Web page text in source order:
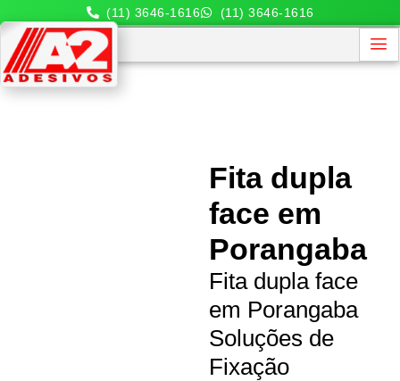
(11) 3646-1616 (11) 3646-1616
Fita dupla
face em
Porangaba
Fita dupla face
em Porangaba
Soluções de
Fixação